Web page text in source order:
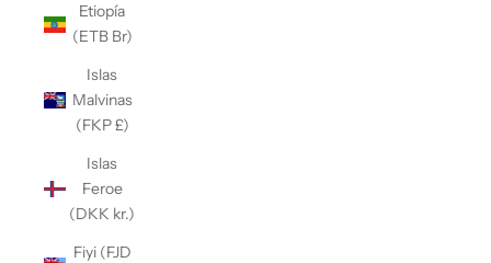
Etiopía
(ETB Br)
Islas
Malvinas
(FKP £)
Islas
Feroe
(DKK kr.)
Fiyi (FJD